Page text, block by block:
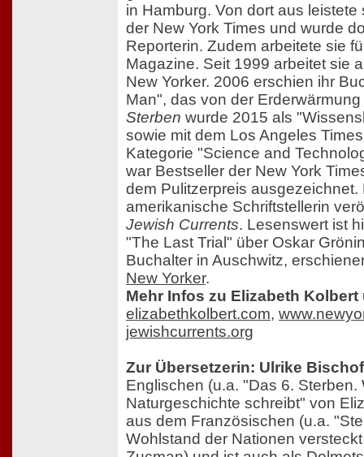
in Hamburg. Von dort aus leistete
der New York Times und wurde
Reporterin. Zudem arbeitete sie
Magazine. Seit 1999 arbeitet sie
New Yorker. 2006 erschien ihr
Man", das von der
Sterben wurde 2015 als
sowie mit dem Los Angeles
Kategorie "Science and
war Bestseller der New York
dem Pulitzerpreis ausgezeichnet.
amerikanische Schriftstellerin
Jewish Currents. Lesenswert ist
"The Last Trial" über Oskar
Buchalter in Auschwitz,
New Yorker.
Mehr Infos zu Elizabeth Kolbert
elizabethkolbert.com,
jewishcurrents.org
Zur Übersetzerin: Ulrike
Englischen (u.a. "Das 6. Sterben.
Naturgeschichte schreibt" von
aus dem Französischen (u.a.
Wohlstand der Nationen